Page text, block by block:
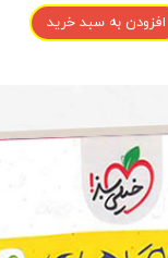
افزودن به سبد خرید